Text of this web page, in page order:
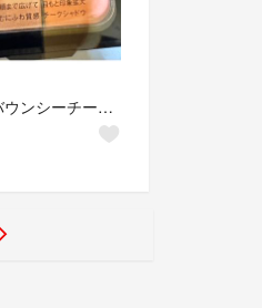
KATE バウンシーチークシャドウ PK-1 新品未開封